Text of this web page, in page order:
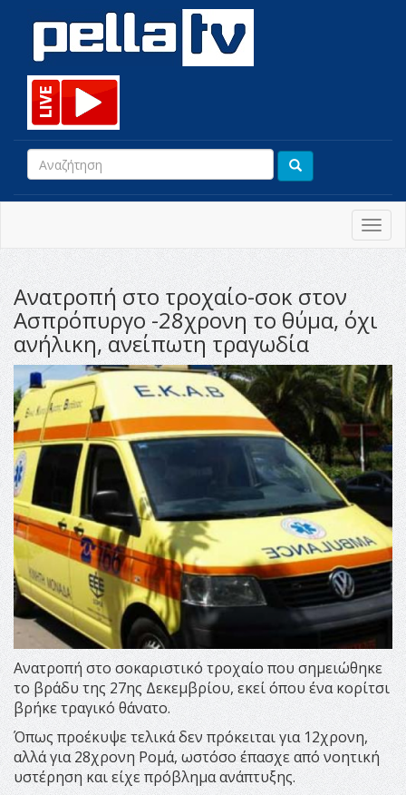
Ανατροπή στο τροχαίο-σοκ στον
Ασπρόπυργο -28χρονη το θύμα, όχι
ανήλικη, ανείπωτη τραγωδία
Ανατροπή στο σοκαριστικό τροχαίο που σημειώθηκε
το βράδυ της 27ης Δεκεμβρίου, εκεί όπου ένα κορίτσι
βρήκε τραγικό θάνατο.
Όπως προέκυψε τελικά δεν πρόκειται για 12χρονη,
αλλά για 28χρονη Ρομά, ωστόσο έπασχε από νοητική
υστέρηση και είχε πρόβλημα ανάπτυξης.